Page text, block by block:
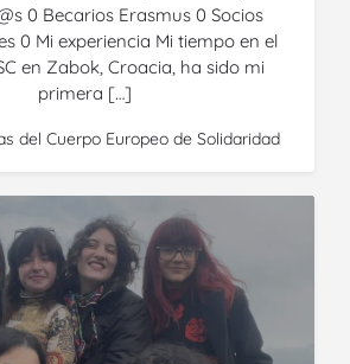
0 Becarios Erasmus 0 Socios
0 Mi experiencia Mi tiempo en el
en Zabok, Croacia, ha sido mi
primera […]
del Cuerpo Europeo de Solidaridad